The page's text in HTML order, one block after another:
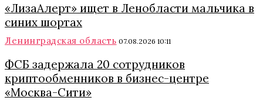
«ЛизаАлерт» ищет в Ленобласти мальчика в
синих шортах
Ленинградская область 07.08.2026 10:11
ФСБ задержала 20 сотрудников
криптообменников в бизнес-центре
«Москва-Сити»